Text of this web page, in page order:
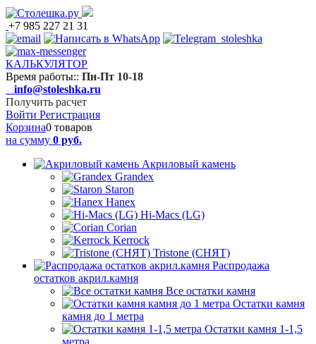
+7 985 227 21 31
КАЛЬКУЛЯТОР
Время работы:: Пн-Пт 10-18
info@stoleshka.ru
Получить расчет
Войти Регистрация
Корзина0 товаров
на сумму 0 руб.
Акриловый камень
Grandex
Staron
Hanex
Hi-Macs (LG)
Corian
Kerrock
Tristone (СНЯТ)
Распродажа
остатков акрил.камня
Все остатки камня
Остатки камня
камня до 1 метра
Остатки камня 1-1,5
метра